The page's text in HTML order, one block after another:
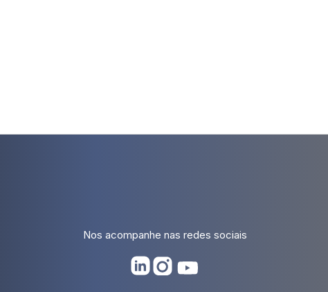
Nos acompanhe nas redes sociais